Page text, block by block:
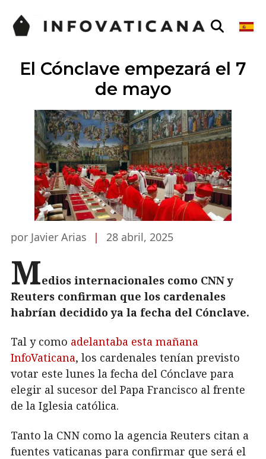
El Cónclave empezará el 7
de mayo
por Javier Arias | 28 abril, 2025
Medios internacionales como CNN y
Reuters confirman que los cardenales
habrían decidido ya la fecha del Cónclave.
Tal y como adelantaba esta mañana
InfoVaticana, los cardenales tenían previsto
votar este lunes la fecha del Cónclave para
elegir al sucesor del Papa Francisco al frente
de la Iglesia católica.
Tanto la CNN como la agencia Reuters citan a
fuentes vaticanas para confirmar que será el